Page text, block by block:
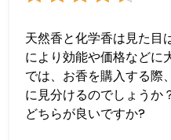
天然香と化学香は見た目
により効能や価格などに
では、お香を購入する際
に見分けるのでしょうか
どちらが良いですか?